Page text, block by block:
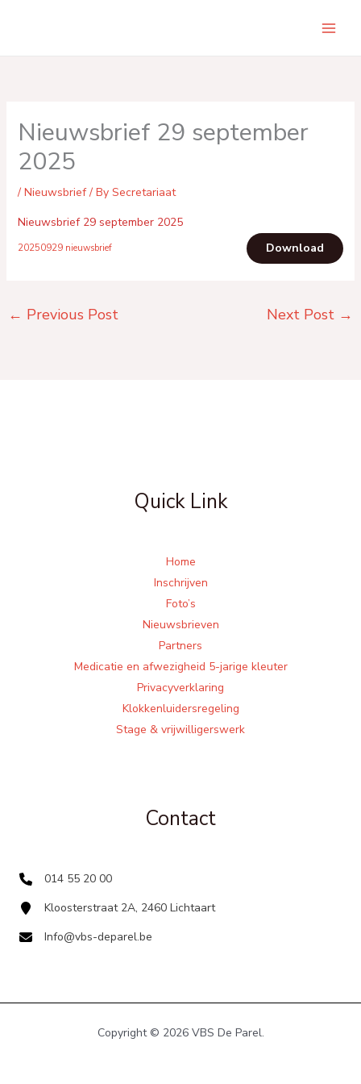
Nieuwsbrief 29 september
2025
/ Nieuwsbrief/ By Secretariaat
Nieuwsbrief 29 september 2025
20250929 nieuwsbrief Download
← Previous Post Next Post →
Quick Link
Home
Inschrijven
Foto’s
Nieuwsbrieven
Partners
Medicatie en afwezigheid 5-jarige kleuter
Privacyverklaring
Klokkenluidersregeling
Stage & vrijwilligerswerk
Contact
014 55 20 00
Kloosterstraat 2A, 2460 Lichtaart
Info@vbs-deparel.be
Copyright © 2026 VBS De Parel.